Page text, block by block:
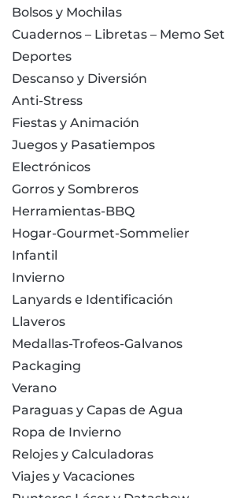
Bolsos y Mochilas
Cuadernos – Libretas – Memo Set
Deportes
Descanso y Diversión
Anti-Stress
Fiestas y Animación
Juegos y Pasatiempos
Electrónicos
Gorros y Sombreros
Herramientas-BBQ
Hogar-Gourmet-Sommelier
Infantil
Invierno
Lanyards e Identificación
Llaveros
Medallas-Trofeos-Galvanos
Packaging
Verano
Paraguas y Capas de Agua
Ropa de Invierno
Relojes y Calculadoras
Viajes y Vacaciones